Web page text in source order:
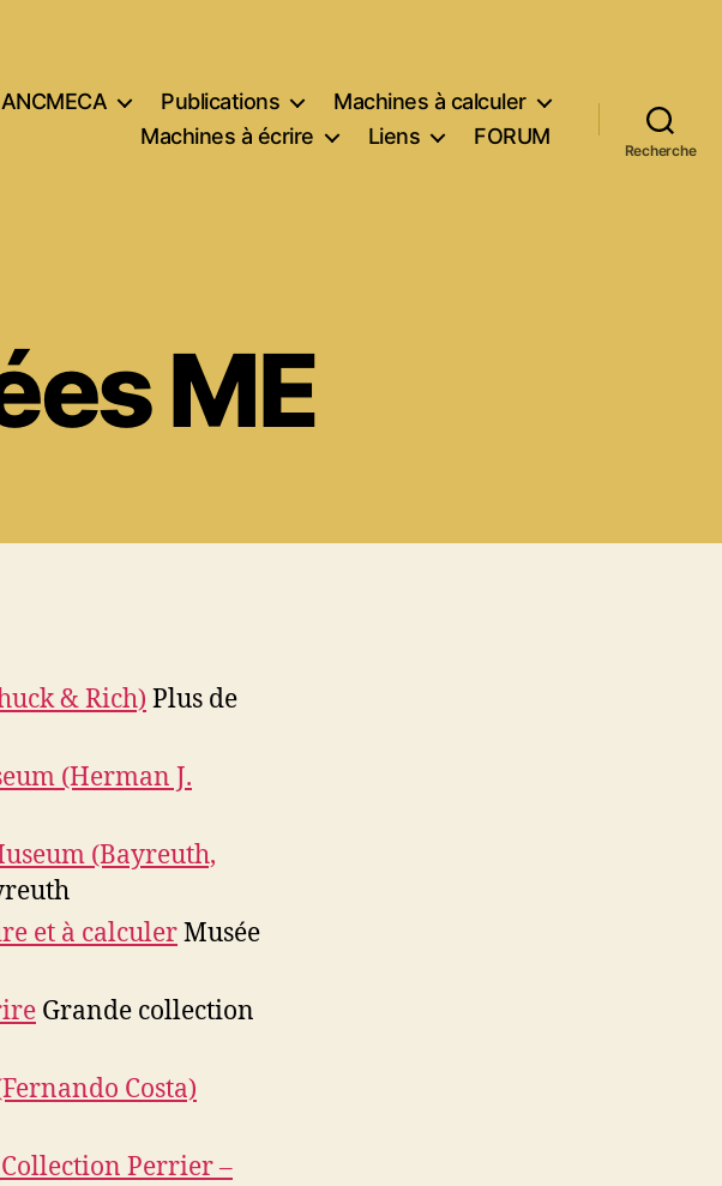
ANCMECA Publications
Machines à calculer
Machines à écrire
Liens FORUM
Recherche
ME
& Rich) Plus de
(Herman J.
(Bayreuth,
et à calculerMusée
Grande collection
Costa)
Perrier –